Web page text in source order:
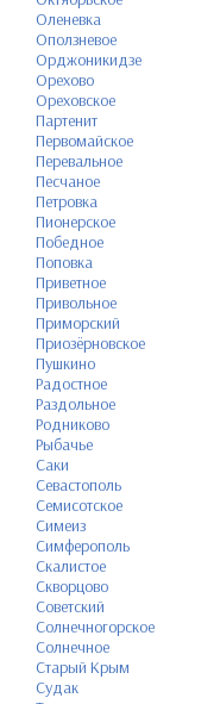
Оленевка
Оползневое
Орджоникидзе
Орехово
Ореховское
Партенит
Первомайское
Перевальное
Песчаное
Петровка
Пионерское
Победное
Поповка
Приветное
Привольное
Приморский
Приозёрновское
Пушкино
Радостное
Раздольное
Родниково
Рыбачье
Саки
Севастополь
Семисотское
Симеиз
Симферополь
Скалистое
Скворцово
Советский
Солнечногорское
Солнечное
Старый Крым
Судак